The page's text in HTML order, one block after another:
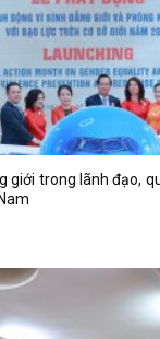
giới trong lãnh đạo,